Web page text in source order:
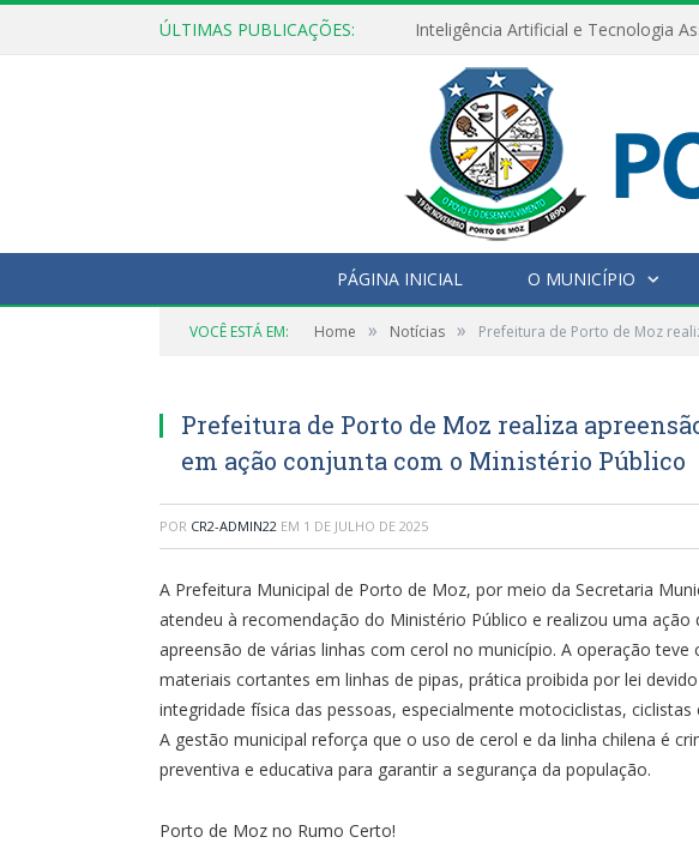
ÚLTIMAS PUBLICAÇÕES:
PÁGINA INICIAL O MUNICÍPIO
VOCÊ ESTÁ EM: Home » Notícias » Prefeitura de Porto de Moz
Prefeitura de Porto de Moz realiza
em ação conjunta com o Ministério Público
POR CR2-ADMIN22 EM 1 DE JULHO DE 2025
A Prefeitura Municipal de Porto de Moz, por meio da Secretaria
atendeu à recomendação do Ministério Público e realizou uma ação
apreensão de várias linhas com cerol no município. A operação
materiais cortantes em linhas de pipas, prática proibida por lei
integridade física das pessoas, especialmente motociclistas, ciclistas
A gestão municipal reforça que o uso de cerol e da linha chilena é
preventiva e educativa para garantir a segurança da população.
Porto de Moz no Rumo Certo!